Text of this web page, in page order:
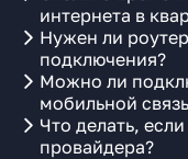
интернета в
Нужен ли
подключения?
Можно ли
мобильной
Что делать,
провайдера?